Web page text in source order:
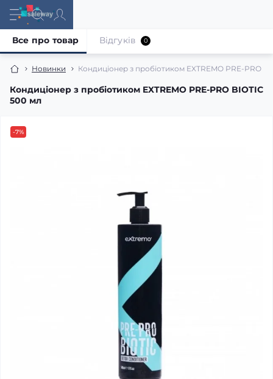
Новинки Кондиціонер з пробіотиком EXTREMO PRE-PRO
Кондиціонер з пробіотиком EXTREMO PRE-PRO BIOTIC
500 мл
Все про товар Відгуків 0
-7%